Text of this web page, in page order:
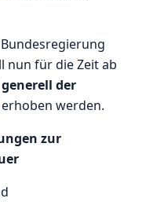
nun für die Zeit ab
generell der
erhoben werden.
zur